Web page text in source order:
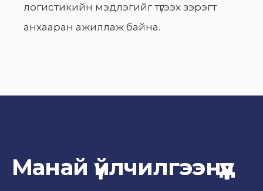
логистикийн мэдлэгийг түгээх зэрэгт
анхааран ажиллаж байна.
Манай үйлчилгээнүүд